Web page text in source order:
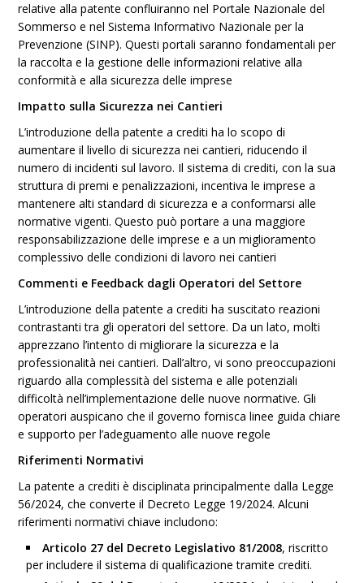
relative alla patente confluiranno nel Portale Nazionale del
Sommerso e nel Sistema Informativo Nazionale per la
Prevenzione (SINP). Questi portali saranno fondamentali per
la raccolta e la gestione delle informazioni relative alla
conformità e alla sicurezza delle imprese​
Impatto sulla Sicurezza nei Cantieri
L’introduzione della patente a crediti ha lo scopo di
aumentare il livello di sicurezza nei cantieri, riducendo il
numero di incidenti sul lavoro. Il sistema di crediti, con la sua
struttura di premi e penalizzazioni, incentiva le imprese a
mantenere alti standard di sicurezza e a conformarsi alle
normative vigenti. Questo può portare a una maggiore
responsabilizzazione delle imprese e a un miglioramento
complessivo delle condizioni di lavoro nei cantieri​
Commenti e Feedback dagli Operatori del Settore
L’introduzione della patente a crediti ha suscitato reazioni
contrastanti tra gli operatori del settore. Da un lato, molti
apprezzano l’intento di migliorare la sicurezza e la
professionalità nei cantieri. Dall’altro, vi sono preoccupazioni
riguardo alla complessità del sistema e alle potenziali
difficoltà nell’implementazione delle nuove normative. Gli
operatori auspicano che il governo fornisca linee guida chiare
e supporto per l’adeguamento alle nuove regole​
Riferimenti Normativi
La patente a crediti è disciplinata principalmente dalla Legge
56/2024, che converte il Decreto Legge 19/2024. Alcuni
riferimenti normativi chiave includono:
Articolo 27 del Decreto Legislativo 81/2008, riscritto
per includere il sistema di qualificazione tramite crediti.